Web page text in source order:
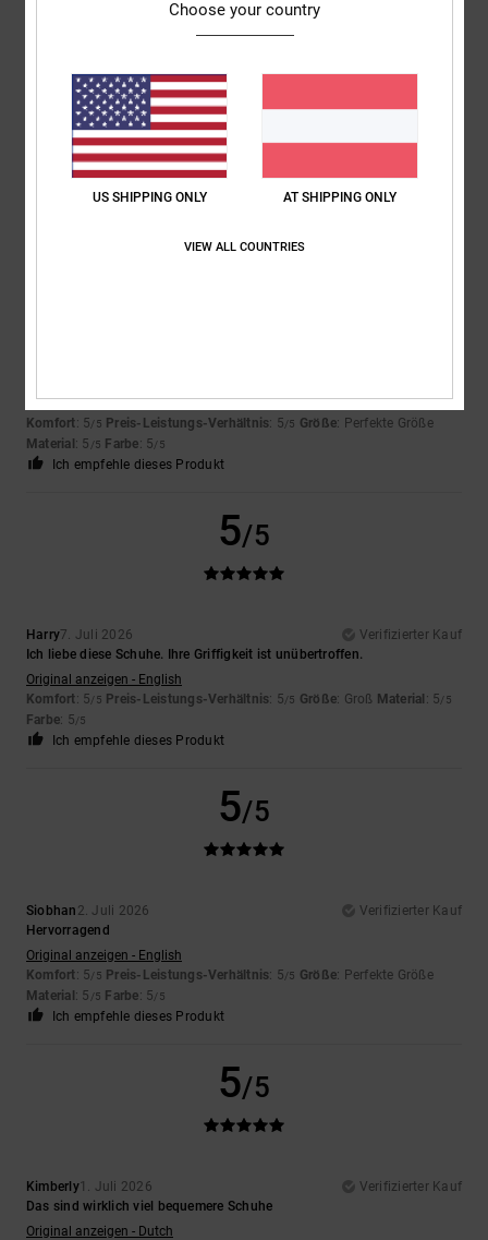
9. Juli 2026
Das war genau das, was mein Sohn sich gewünscht hatte.
Original anzeigen - English
Komfort: 5/5 Preis-Leistungs-Verhältnis: 5 Größe: Perfekte Größe
Material: 5/5 Farbe: 5/5
5/5
Original anzeigen - Italiano
Komfort: 5/5 Preis-Leistungs-Verhältnis: 5/5 Größe: Perfekte Größe
Material: 5 /5 Farbe: 5/5
Ich empfehle dieses Produkt
5/5
Harry7. Juli 2026
Verifizierter Kauf
Ich liebe diese Schuhe. Ihre Griffigkeit ist unübertroffen.
Original anzeigen - English
Komfort: 5/5 Preis-Leistungs-Verhältnis: 5/5 Größe: Groß Material : 5/5
Farbe: 5/5
Ich empfehle dieses Produkt
5/5
Siobhan 2. Juli 2026
Verifizierter Kauf
Hervorragend
Original anzeigen - English
Komfort: 5/5 Preis-Leistungs-Verhältnis: 5/5 Größe: Perfekte Größe
Material: 5 /5 Farbe: 5/5
Ich empfehle dieses Produkt
5/5
Kimberly1. Juli 2026
Verifizierter Kauf
Das sind wirklich viel bequemere Schuhe
Original anzeigen - Dutch
Choose your country
US SHIPPING ONLY AT SHIPPING ONLY
VIEW ALL COUNTRIES